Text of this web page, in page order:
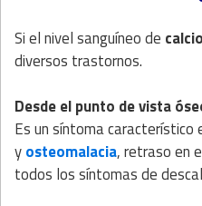
Si el nivel sanguíneo de calcio
diversos trastornos.
Desde el punto de vista
Es un síntoma
yosteomalacia, retraso en
todos los síntomas de